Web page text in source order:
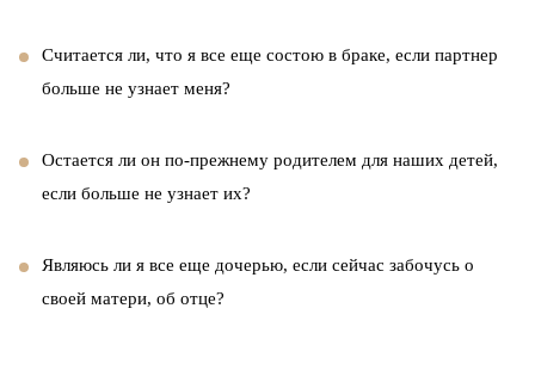
Считается ли, что я все еще состою в браке, если партнер
больше не узнает меня?
Остается ли он по-прежнему родителем для наших детей,
если больше не узнает их?
Являюсь ли я все еще дочерью, если сейчас забочусь о
своей матери, об отце?